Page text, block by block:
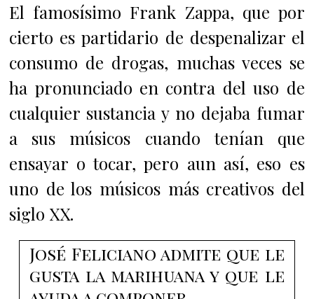
El famosísimo Frank Zappa, que por
cierto es partidario de despenalizar el
consumo de drogas, muchas veces se
ha pronunciado en contra del uso de
cualquier sustancia y no dejaba fumar
a sus músicos cuando tenían que
ensayar o tocar, pero aun así, eso es
uno de los músicos más creativos del
siglo XX.
José Feliciano admite que le
gusta la marihuana y que le